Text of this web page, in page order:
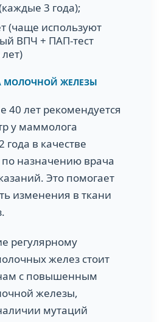
3 года);
(чаще используют
ВПЧ + ПАП-тест
МОЛОЧНОЙ ЖЕЛЕЗЫ
лет рекомендуется
у маммолога
в качестве
назначению врача
Это помогает
изменения в ткани
регулярному
желез стоит
с повышенным
железы,
мутаций